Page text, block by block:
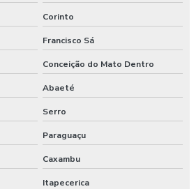
nr 31
Segurança Eletricidade
Máquinas e Equipamentos
Corinto
Francisco Sá
Conceição do Mato Dentro
Abaeté
Serro
Paraguaçu
Caxambu
Itapecerica